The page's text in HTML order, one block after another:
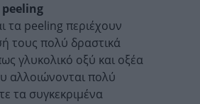
τα peeling περιέχουν
τους πολύ δραστικά
γλυκολικό οξύ και οξέα
αλλοιώνονται πολύ
τα συγκεκριμένα